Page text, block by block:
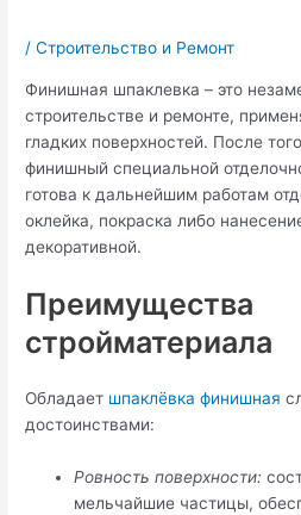
/Строительство и Ремонт
Финишная шпаклевка – это
строительстве и ремонте,
гладких поверхностей. После
финишный специальной
готова к дальнейшим работам
оклейка, покраска либо
декоративной.
Преимущества
стройматериала
Обладает шпаклёвка финишная
достоинствами:
Ровность поверхности:
мельчайшие частицы,